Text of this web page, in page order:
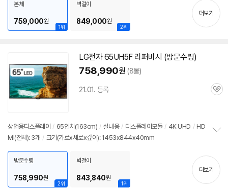
치
기
1위
본체
759,000원
2위
벽걸이
849,000원
더보기
LG전자65UH5F리퍼비시 (방문수령)
758,990원 (8몰)
21.01. 등록
관
상업용디스플레이 / 65인치(163cm) / 실내용 / 디스플레이모듈 / 4K UHD / HD
MI(전체): 3개 / 크기(가로x세로x깊이): 1453x844x40mm
치
기
2위
방문수령
758,990원
1위
벽걸이
843,840원
더보기